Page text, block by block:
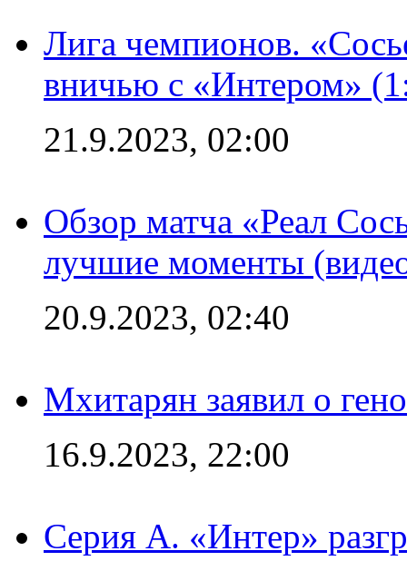
Лига чемпионов.
вничью с «Интером»
21.9.2023, 02:00
Обзор матча «Реал
лучшие моменты
20.9.2023, 02:40
Мхитарян заявил о
16.9.2023, 22:00
Серия А. «Интер»